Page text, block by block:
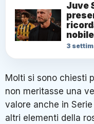
Juve
3
Molti si sono chiesti
non meritasse una
valore anche in
altri elementi della